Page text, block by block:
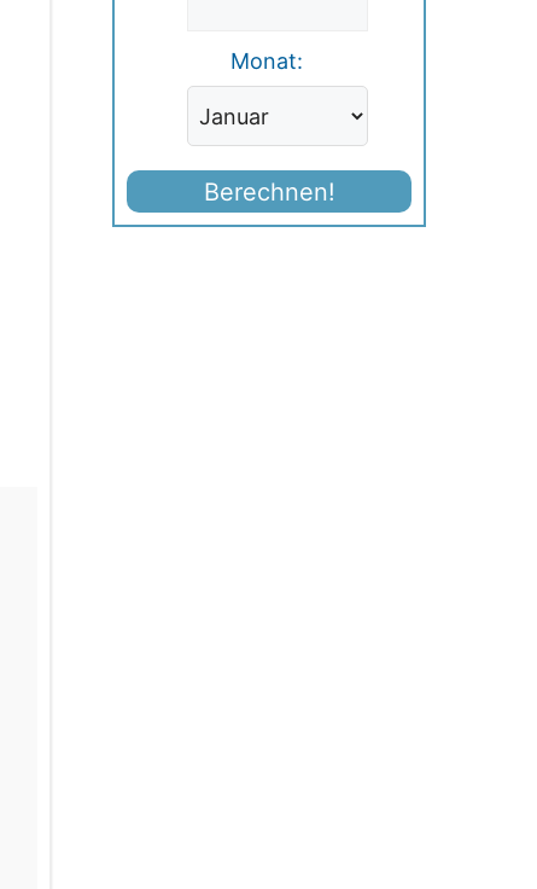
Monat:
Berechnen!